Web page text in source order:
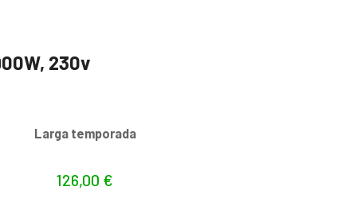
230v
Larga temporada
126,00 €